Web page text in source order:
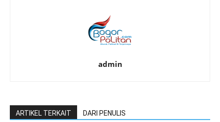
admin
ARTIKEL TERKAIT DARI PENULIS